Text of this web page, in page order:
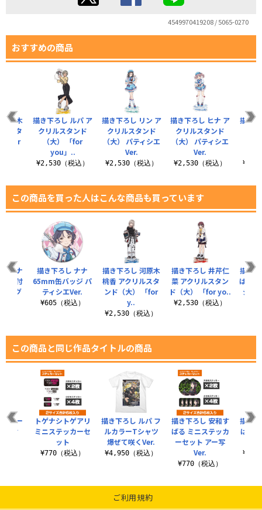
4549970419208 / 5065-0270
おすすめの商品
描き下ろし リン ア
クリルスタンド
（大） パティシエ
Ver.
¥2,530（税込）
描き下ろし ヒナ ア
クリルスタンド
（大） パティシエ
Ver.
¥2,530（税込）
描き
原木
スタ
「for
描き下ろし ルパ ア
クリルスタンド
（大） 「for
you」..
¥2,530（税込）
この商品を買った人はこんな商品も買っています
描き下ろし 河原木
桃香 アクリルスタ
ンド（大） 「for
y..
¥2,530（税込）
描き下ろし 井芹仁
菜 アクリルスタン
ド（大） 「for yo..
¥2,530（税込）
描き
ばる
ジ
ゲナ
タ付
マグ
描き下ろし ナナ
65mm缶バッジ パ
ティシエVer.
¥605（税込）
この商品と同じ作品タイトルの商品
描き下ろし ルパ フ
ルカラーTシャツ
爆ぜて咲くVer.
¥4,950（税込）
描き下ろし 安和す
ばる ミニステッカ
ーセット アー写
Ver.
¥770（税込）
描き
ばる
ケー
ン付
トゲナシトゲアリ
ミニステッカーセ
ット
¥770（税込）
ご利用規約